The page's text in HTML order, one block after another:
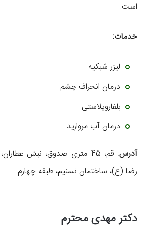
است.
خدمات:
لیزر شبکیه
درمان انحراف چشم
بلفاروپلاستی
درمان آب مروارید
آدرس
: قم، 45 متری صدوق، نبش
رضا (ع)، ساختمان تسنیم، طبقه چهارم
دکتر مهدی محترم